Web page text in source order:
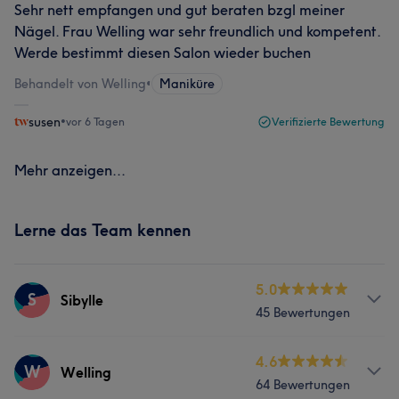
Sehr nett empfangen und gut beraten bzgl meiner
Nägel. Frau Welling war sehr freundlich und kompetent.
Werde bestimmt diesen Salon wieder buchen
Behandelt von Welling• Maniküre
susen•vor 6 Tagen Verifizierte Bewertung
Mehr anzeigen...
Lerne das Team kennen
S Sibylle
5.0
45 Bewertungen
Services
W Welling
4.6
64 Bewertungen